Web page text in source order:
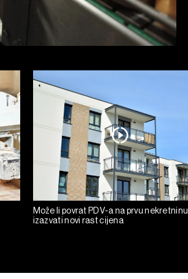
Može li povrat PDV-a na prvu nekretninu
izazvati novi rast cijena